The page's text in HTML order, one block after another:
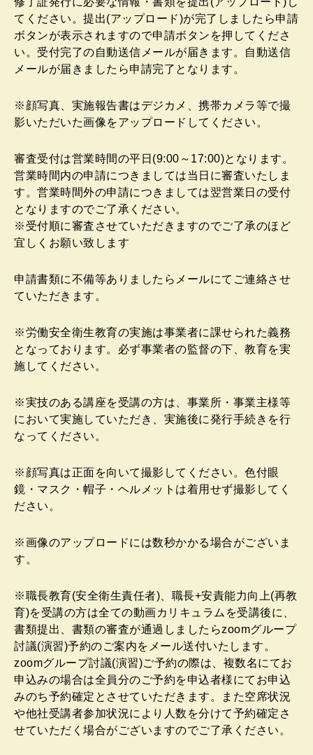
てください。提出(アップロード)が完了しましたら申請
ボタンが表示されますので申請ボタンを押してくださ
い。受付完了の自動送信メールが届きます。自動送信
メールが届きましたら申請完了となります。
※顔写真、実施報告書はデジカメ、携帯カメラ等で撮
影いただいた画像をアップロードしてください。
審査受付は営業時間の平日(9:00～17:00)となります。
営業時間内の申請につきましては当日に審査いたしま
す。営業時間外の申請につきましては翌営業日の受付
となりますのでご了承ください。
※受付順に審査させていただきますのでご了承のほど
宜しくお願い致します
申請書類に不備等ありましたらメールにてご連絡させ
ていただきます。
※労働安全衛生教育の実施は事業者に課せられた義務
となっております。必ず事業者の監督の下、教育を実
施してください。
※実技のある講座を受講の方は、事業所・事業主様等
において実施していただき、実施後に発行手続きを行
なってください。
※顔写真は正面を向いて撮影してください。色付眼
鏡・マスク・帽子・ヘルメットは着用せず撮影してく
ださい。
※画像のアップロードには数秒かかる場合がございま
す。
※職長教育(安全衛生責任者)、職長+安責能力向上(再教
育)を受講の方は全ての動画カリキュラムを受講後に、
書類提出、書類の審査が通過しましたらzoomグループ
討議(演習)予約のご案内をメール送付いたします。
zoomグループ討議(演習)ご予約の際は、複数名にてお
申込みの場合は全員分のご予約を申込者様にてお申込
みのち予約確定とさせていただきます。また空席状況
や他社受講者参加状況により人数を分けて予約確定さ
せていただく場合がございますのでご了承ください。